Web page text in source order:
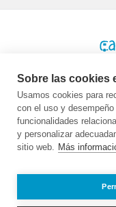
Plataforma
Página de inicio
Comprar
Vender
frecuentes
Sobre las cookies
Usamos cookies para
con el uso y
funcionalidades
y personalizar
sitio web. Más